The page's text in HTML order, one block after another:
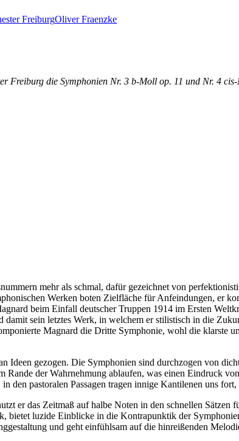
FreiburgOliver Fraenzke
Freiburg die Symphonien Nr. 3 b-Moll op. 11 und Nr. 4
mehr als schmal, dafür gezeichnet von
Werken boten Zielfläche für Anfeindungen, er
beim Einfall deutscher Truppen 1914 im Ersten
sein letztes Werk, in welchem er stilistisch in die
Magnard die Dritte Symphonie, wohl die klarste
Ideen gezogen. Die Symphonien sind durchzogen von
der Wahrnehmung ablaufen, was einen Eindruck
den pastoralen Passagen tragen innige Kantilenen uns
er das Zeitmaß auf halbe Noten in den schnellen Sätzen
bietet luzide Einblicke in die Kontrapunktik der
und geht einfühlsam auf die hinreißenden